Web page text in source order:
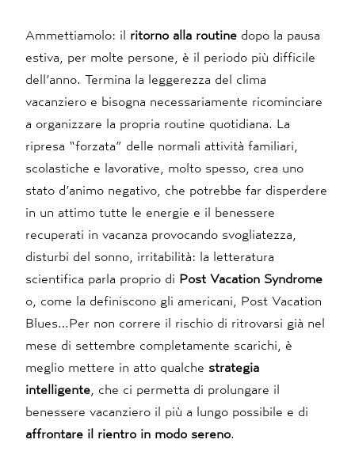
Ammettiamolo: il ritorno alla routine dopo la pausa
estiva, per molte persone, è il periodo più difficile
dell’anno. Termina la leggerezza del clima
vacanziero e bisogna necessariamente ricominciare
a organizzare la propria routine quotidiana. La
ripresa “forzata” delle normali attività familiari,
scolastiche e lavorative, molto spesso, crea uno
stato d’animo negativo, che potrebbe far disperdere
in un attimo tutte le energie e il benessere
recuperati in vacanza provocando svogliatezza,
disturbi del sonno, irritabilità: la letteratura
scientifica parla proprio di Post Vacation Syndrome
o, come la definiscono gli americani, Post Vacation
Blues…Per non correre il rischio di ritrovarsi già nel
mese di settembre completamente scarichi, è
meglio mettere in atto qualche strategia
intelligente , che ci permetta di prolungare il
benessere vacanziero il più a lungo possibile e di
affrontare il rientro in modo sereno